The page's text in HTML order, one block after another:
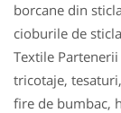
borcane din
cioburile de
Textile
tricotaje,
fire de bumbac,